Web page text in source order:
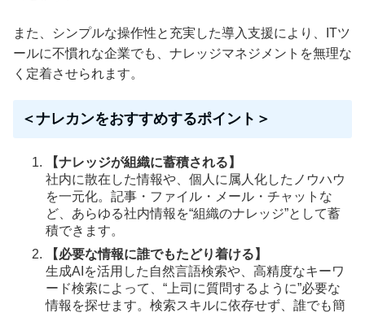
また、シンプルな操作性と充実した導入支援により、ITツ
ールに不慣れな企業でも、ナレッジマネジメントを無理な
く定着させられます。
＜ナレカンをおすすめするポイント＞
【ナレッジが組織に蓄積される】
社内に散在した情報や、個人に属人化したノウハウ
を一元化。記事・ファイル・メール・チャットな
ど、あらゆる社内情報を“組織のナレッジ”として蓄
積できます。
【必要な情報に誰でもたどり着ける】
生成AIを活用した自然言語検索や、高精度なキーワ
ード検索によって、“上司に質問するように”必要な
情報を探せます。検索スキルに依存せず、誰でも簡